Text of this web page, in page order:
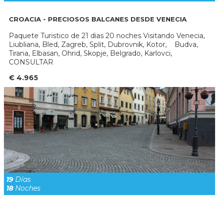
CROACIA - PRECIOSOS BALCANES DESDE VENECIA
Paquete Turistico de 21 dias 20 noches Visitando Venecia,
Liubliana, Bled, Zagreb, Split, Dubrovnik, Kotor, Budva,
Tirana, Elbasan, Ohrid, Skopje, Belgrado, Karlovci,
CONSULTAR
€ 4.965
19 Días
18 Noches